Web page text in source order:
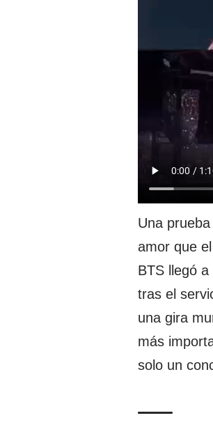
Una
amor que
BTS llegó
tras el
una gira
más
solo un